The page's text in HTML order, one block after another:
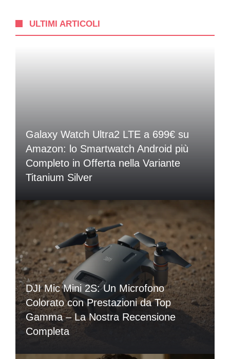
ULTIMI ARTICOLI
Galaxy Watch Ultra2 LTE a 699€ su
Amazon: lo Smartwatch Android più
Completo in Offerta nella Variante
Titanium Silver
DJI Mic Mini 2S: Un Microfono
Colorato con Prestazioni da Top
Gamma – La Nostra Recensione
Completa